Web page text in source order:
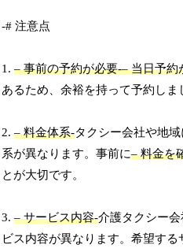
-# 注意点
1.– 事前の予約が必要-– 当日予約
あるため、余裕を持って予約しま
2.– 料金体系-タクシー会社や地
系が異なります。事前に– 料金を
とが大切です。
3.– サービス内容-介護タクシー
ビス内容が異なります。希望する